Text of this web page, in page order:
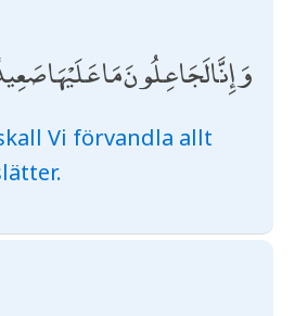
وَإِنَّا لَجَاعِلُونَ مَا عَلَيْهَا
Vi förvandla allt